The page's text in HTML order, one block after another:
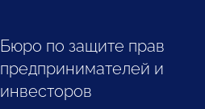
Бюро по защите прав
предпринимателей и
инвесторов